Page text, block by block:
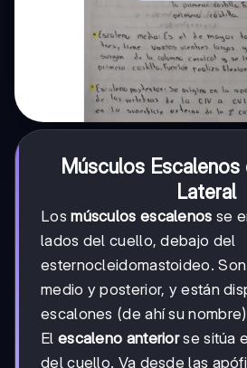
Músculos Escalenos
Lateral
Losmúsculos escalenos se
lados del cuello, debajo del
esternocleidomastoideo.
medio y posterior, y están
escalones (de ahí su
El escaleno anteriorse sitúa
del cuello. Va desde las